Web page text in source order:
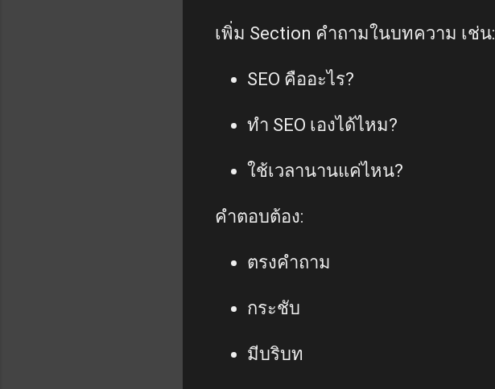
เพิ่ม Section คำถามในบทความ เช่น:
SEO คืออะไร?
ทำ SEO เองได้ไหม?
ใช้เวลานานแค่ไหน?
คำตอบต้อง:
ตรงคำถาม
กระชับ
มีบริบท